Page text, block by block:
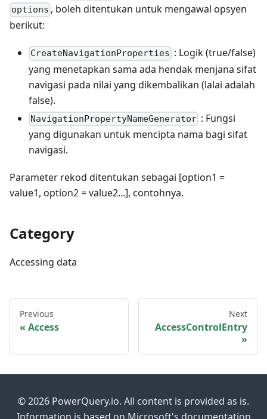
options , boleh ditentukan untuk mengawal opsyen
berikut:
CreateNavigationProperties : Logik (true/false)
yang menetapkan sama ada hendak menjana sifat
navigasi pada nilai yang dikembalikan (lalai adalah
false).
NavigationPropertyNameGenerator : Fungsi
yang digunakan untuk mencipta nama bagi sifat
navigasi.
Parameter rekod ditentukan sebagai [option1 =
value1, option2 = value2...], contohnya.
Category
Accessing data
Previous
Access
Next
AccessControlEntry
© 2026 PowerQuery.io. All content is provided as is.